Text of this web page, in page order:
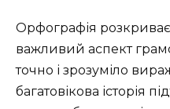
Орфографія
важливий аспект
точно і зрозуміло
багатовікова історія